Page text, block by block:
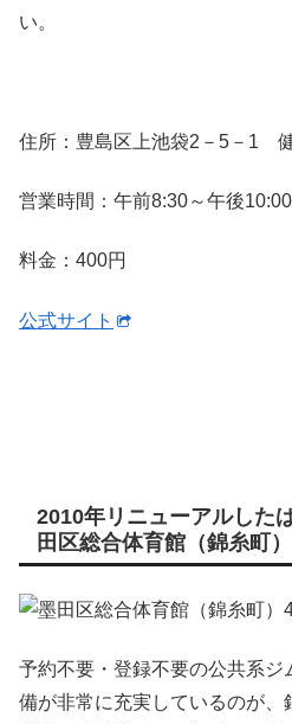
い。
住所：豊島区上池袋2－5－1
営業時間：午前8:30～午後
料金：400円
公式サイト
2010年リニューアルした
田区総合体育館（錦糸町）
予約不要・登録不要の公共系ジ
備が非常に充実しているのが